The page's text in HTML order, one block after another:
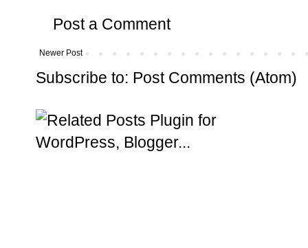
Post a Comment
Newer Post
Subscribe to: Post Comments (Atom)